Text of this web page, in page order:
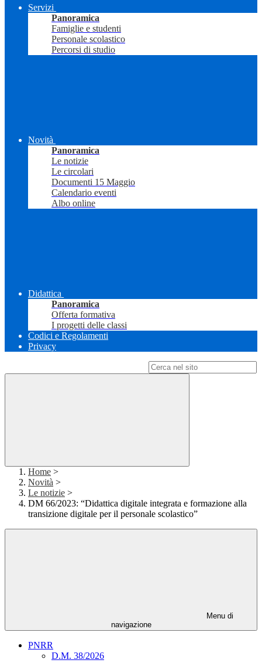
Servizi
Panoramica
Famiglie e studenti
Personale scolastico
Percorsi di studio
Novità
Panoramica
Le notizie
Le circolari
Documenti 15 Maggio
Calendario eventi
Albo online
Didattica
Panoramica
Offerta formativa
I progetti delle classi
Codici e Regolamenti
Privacy
Home >
Novità >
Le notizie >
DM 66/2023: “Didattica digitale integrata e formazione alla
transizione digitale per il personale scolastico”
Menu di
navigazione
PNRR
D.M. 38/2026